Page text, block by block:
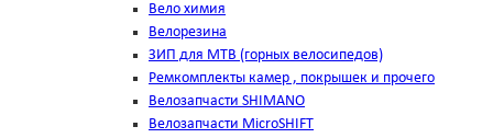
Вело химия
Велорезина
ЗИП для MTB (горных велосипедов)
Ремкомплекты камер , покрышек и прочего
Велозапчасти SHIMANO
Велозапчасти MicroSHIFT